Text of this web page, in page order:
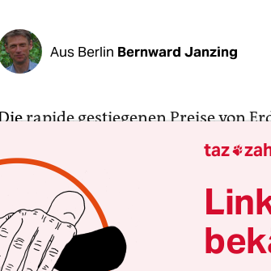
Aus Berlin Bernward Janzing
rapide gestiegenen Preise von
Großhandel haben für Verbraucher
Versorger Verträge kündigen,
keinen Anschlussvertrag mehr mit
Anbieter haben den Abschluss von
eingestellt, andere
Aufschlag im Vergleich zu
taz 